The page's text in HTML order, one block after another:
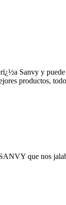
Sanvy y
productos,
que nos